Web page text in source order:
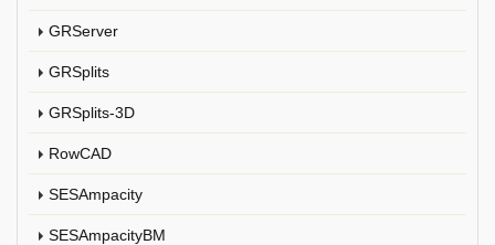
GRServer
GRSplits
GRSplits-3D
RowCAD
SESAmpacity
SESAmpacityBM